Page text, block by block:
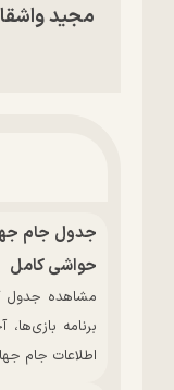
مجید
حواشی کامل
برنامه
اطلاعات جام